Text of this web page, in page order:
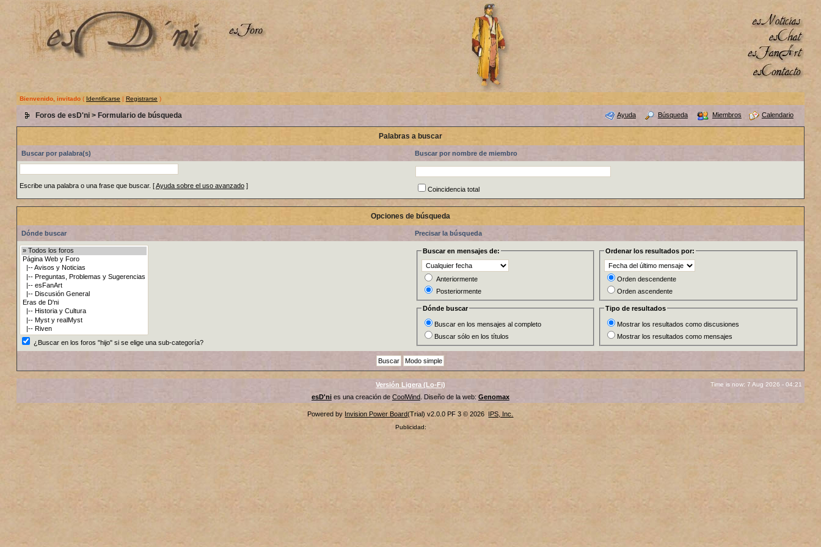
Bienvenido, invitado( Identificarse | Registrarse )
Foros de esD'ni> Formulario de búsqueda Ayuda Búsqueda Miembros Calendario
Palabras a buscar
Buscar por palabra(s) Buscar por nombre de miembro
Escribe una palabra o una frase que buscar. [Ayuda sobre el uso avanzado] Coincidencia total
Opciones de búsqueda
Dónde buscar Precisar la búsqueda
¿Buscar en los foros "hijo" si se elige una sub-categoría?
Buscar en mensajes de:
Anteriormente
Posteriormente
Ordenar los resultados por:
Orden descendente
Orden ascendente
Dónde buscar
Buscar en los mensajes al completo
Buscar sólo en los títulos
Tipo de resultados
Mostrar los resultados como discusiones
Mostrar los resultados como mensajes
Versión Ligera (Lo-Fi) Time is now: 7 Aug 2026 - 04:21
esD'nies una creación de CoolWind. Diseño de la web: Genomax
Powered by Invision Power Board(Trial) v2.0.0 PF 3 © 2026 IPS, Inc.
Publicidad: